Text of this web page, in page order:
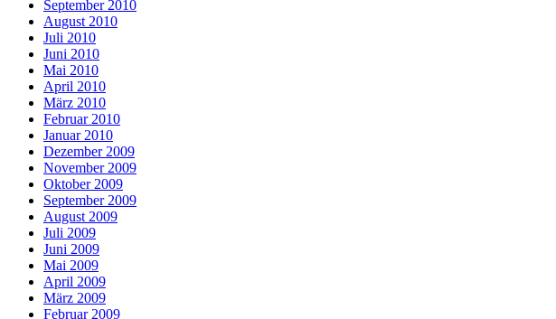
September 2010
August 2010
Juli 2010
Juni 2010
Mai 2010
April 2010
März 2010
Februar 2010
Januar 2010
Dezember 2009
November 2009
Oktober 2009
September 2009
August 2009
Juli 2009
Juni 2009
Mai 2009
April 2009
März 2009
Februar 2009